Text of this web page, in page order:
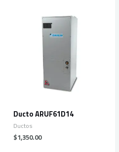
Ducto ARUF61D14
Ductos
$1,350.00